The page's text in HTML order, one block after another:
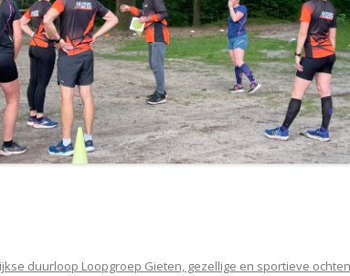
duurloop Loopgroep Gieten, gezellige en sportieve